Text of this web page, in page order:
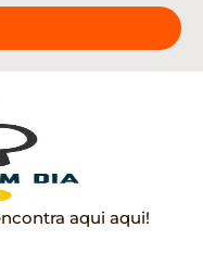
aqui aqui!